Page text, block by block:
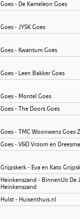
Goes - De Kameleon Goes
Goes - JYSK Goes
Goes - Kwantum Goes
Goes - Leen Bakker Goes
Goes - Montel Goes
Goes - The Doors Goes
Goes - TMC Woonwenz Goes
Goes - V&D Vroom en
Grijpskerk - Eva en Kato
Heinkenszand - BinnenUit De
Heinkenszand
Hulst - Huisenthuis.nl